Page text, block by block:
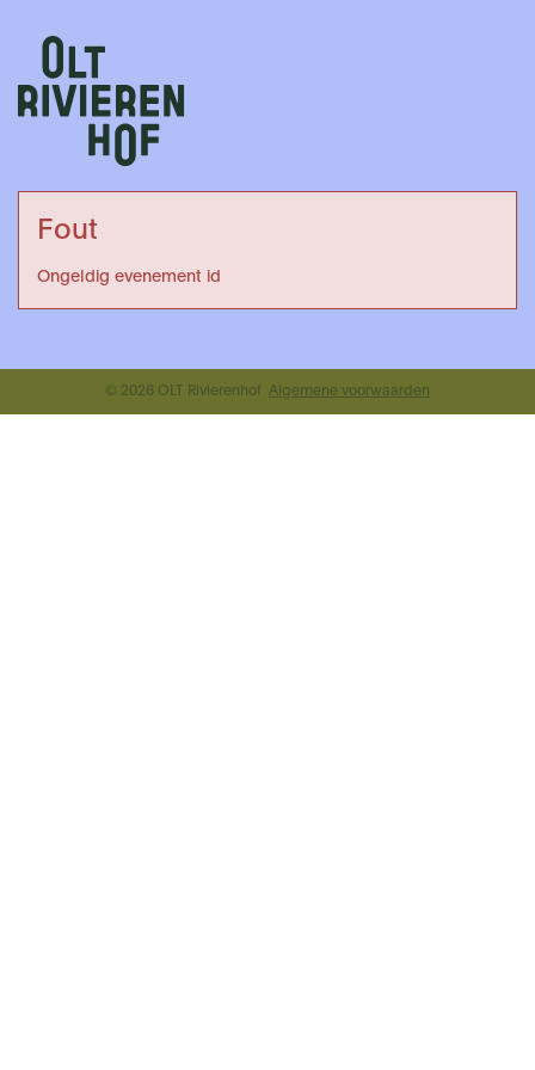
Fout
Ongeldig evenement id
© 2026 OLT Rivierenhof Algemene voorwaarden